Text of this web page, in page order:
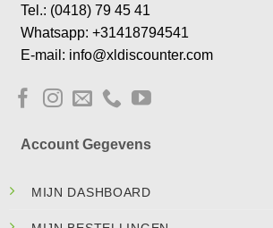
Tel.: (0418) 79 45 41
Whatsapp: +31418794541
E-mail: info@xldiscounter.com
Account Gegevens
MIJN DASHBOARD